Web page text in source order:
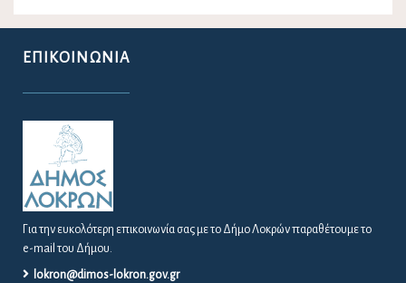
ΕΠΙΚΟΙΝΩΝΊΑ
Για την ευκολότερη επικοινωνία σας με το Δήμο Λοκρών παραθέτουμε το
e-mail του Δήμου.
lokron@dimos-lokron.gov.gr